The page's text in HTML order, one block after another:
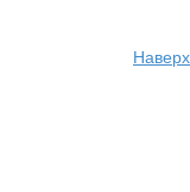
Наверх